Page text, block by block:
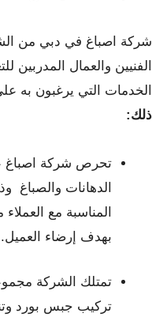
شركة اصباغ في دبي من
الفنيين والعمال المدربين
الخدمات التي يرغبون به
ذلك:
تحرص شركة اصباغ
الدهانات والصباغ
المناسبة مع
بهدف إرضاء العميل.
تمتلك الشركة
تركيب جبس بورد